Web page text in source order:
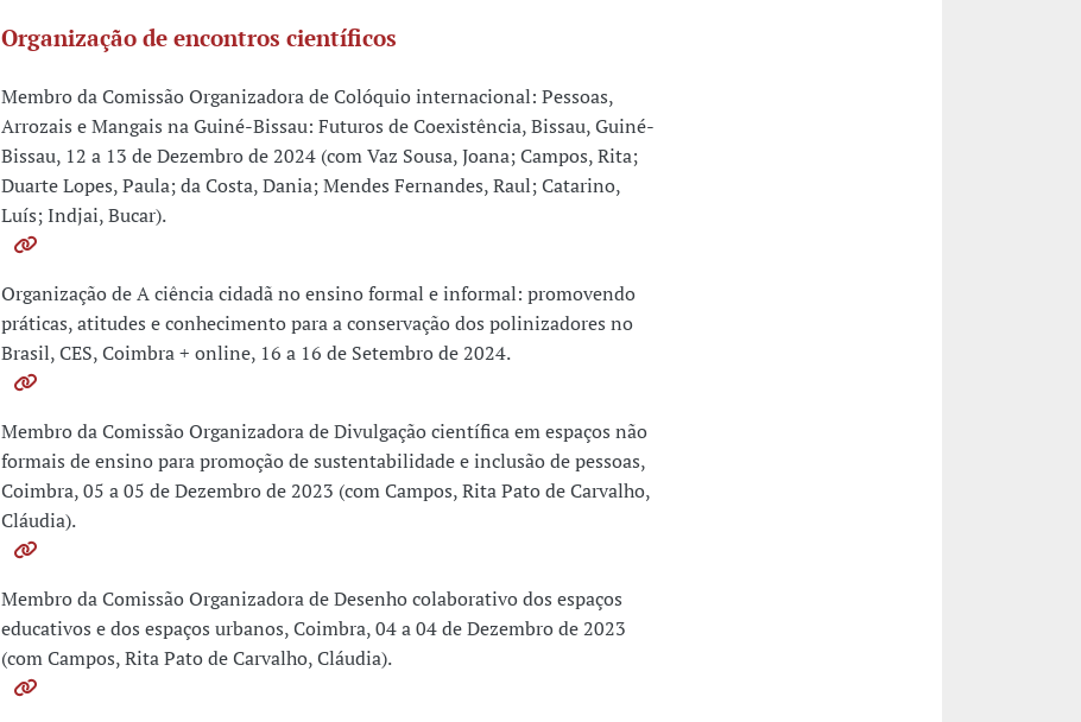
Organização de encontros científicos
Membro da Comissão Organizadora de Colóquio internacional: Pessoas,
Arrozais e Mangais na Guiné-Bissau: Futuros de Coexistência, Bissau, Guiné-
Bissau, 12 a 13 de Dezembro de 2024 (com Vaz Sousa, Joana; Campos, Rita;
Duarte Lopes, Paula; da Costa, Dania; Mendes Fernandes, Raul; Catarino,
Luís; Indjai, Bucar).
Organização de A ciência cidadã no ensino formal e informal: promovendo
práticas, atitudes e conhecimento para a conservação dos polinizadores no
Brasil, CES, Coimbra + online, 16 a 16 de Setembro de 2024.
Membro da Comissão Organizadora de Divulgação científica em espaços não
formais de ensino para promoção de sustentabilidade e inclusão de pessoas,
Coimbra, 05 a 05 de Dezembro de 2023 (com Campos, Rita Pato de Carvalho,
Cláudia).
Membro da Comissão Organizadora de Desenho colaborativo dos espaços
educativos e dos espaços urbanos, Coimbra, 04 a 04 de Dezembro de 2023
(com Campos, Rita Pato de Carvalho, Cláudia).